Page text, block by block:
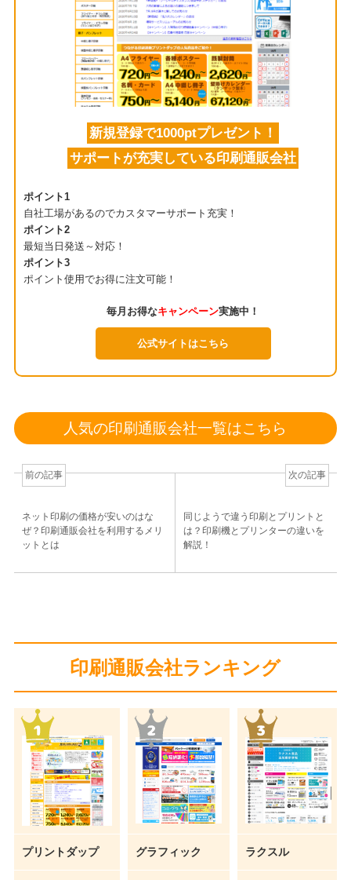
新規登録で1000ptプレゼント！
サポートが充実している印刷通販会社
ポイント1
自社工場があるのでカスタマーサポート充実！
ポイント2
最短当日発送～対応！
ポイント3
ポイント使用でお得に注文可能！
毎月お得なキャンペーン実施中！
公式サイトはこちら
人気の印刷通販会社一覧はこちら
前の記事
ネット印刷の価格が安いのはな
ぜ？印刷通販会社を利用するメリ
ットとは
次の記事
同じようで違う印刷とプリントと
は？印刷機とプリンターの違いを
解説！
印刷通販会社ランキング
プリントダップ グラフィック ラクスル